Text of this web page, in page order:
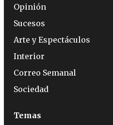
Opinión
Sucesos
Arte y Espectáculos
Interior
Correo Semanal
Sociedad
Temas